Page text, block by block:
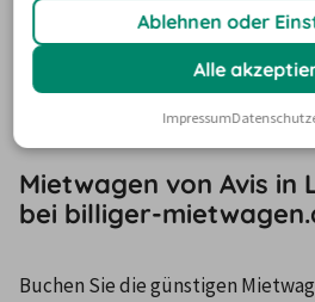
Modelle der oberen Mittelklasse
Auch die Vereinbarung der
Mietwagens durch Zweitfahrer ist
Ludwigshafen möglich.
Mietwagen von Avis in
bei billiger-
Buchen Sie die günstigen
Ablehnen oder
Alle
Impressum